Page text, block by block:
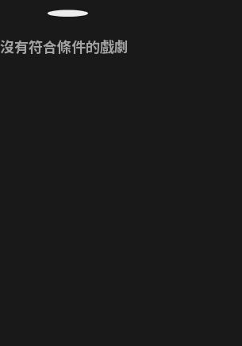
沒有符合條件的戲劇